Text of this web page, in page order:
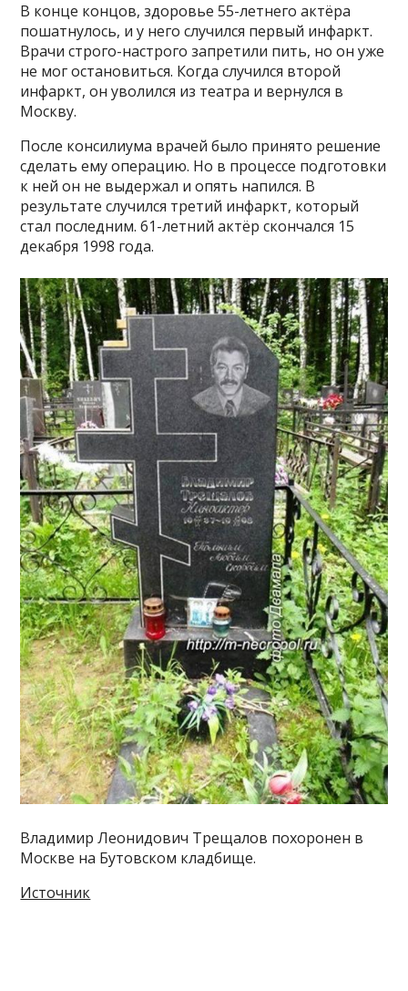
В конце концов, здоровье 55-летнего актёра
пошатнулось, и у него случился первый инфаркт.
Врачи строго-настрого запретили пить, но он уже
не мог остановиться. Когда случился второй
инфаркт, он уволился из театра и вернулся в
Москву.
После консилиума врачей было принято решение
сделать ему операцию. Но в процессе подготовки
к ней он не выдержал и опять напился. В
результате случился третий инфаркт, который
стал последним. 61-летний актёр скончался 15
декабря 1998 года.
Владимир Леонидович Трещалов похоронен в
Москве на Бутовском кладбище.
Источник